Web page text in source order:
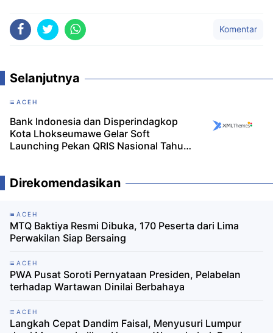
Komentar
Selanjutnya
ACEH
Bank Indonesia dan Disperindagkop
Kota Lhokseumawe Gelar Soft
Launching Pekan QRIS Nasional Tahun
Direkomendasikan
ACEH
MTQ Baktiya Resmi Dibuka, 170 Peserta dari Lima
Perwakilan Siap Bersaing
ACEH
PWA Pusat Soroti Pernyataan Presiden, Pelabelan
terhadap Wartawan Dinilai Berbahaya
ACEH
Langkah Cepat Dandim Faisal, Menyusuri Lumpur